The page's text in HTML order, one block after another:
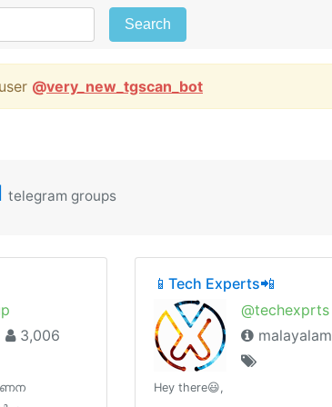
Search
@very_new_tgscan_bot
telegram groups
3,006
📱Tech Experts📲
@techexprts
malayalam
Hey there😃,